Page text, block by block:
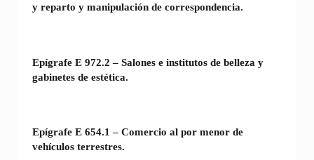
y reparto y manipulación de correspondencia.
Epígrafe E 972.2 – Salones e institutos de belleza y
gabinetes de estética.
Epígrafe E 654.1 – Comercio al por menor de
vehículos terrestres.